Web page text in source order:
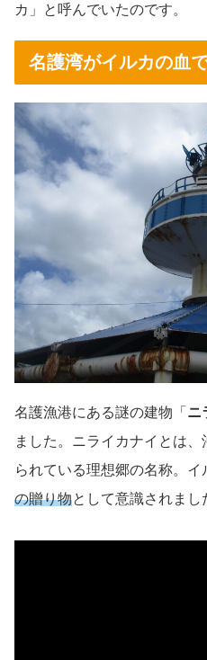
カ」と呼んでいたのです。
名護湾がイルカの血
名護漁港にある謎の建物「 ニ
ました。ニライカナイとは
られている理想郷の名称。イ
の贈り物として意識されまし